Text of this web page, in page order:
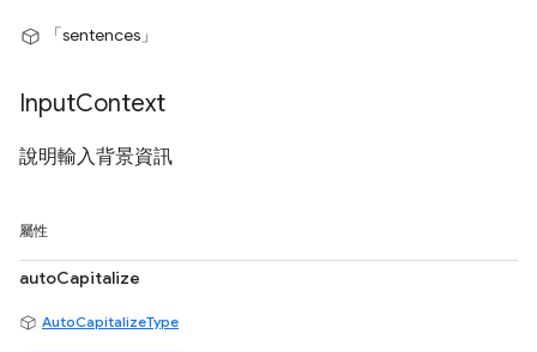
「sentences」
InputContext
說明輸入背景資訊
屬性
autoCapitalize
AutoCapitalizeType